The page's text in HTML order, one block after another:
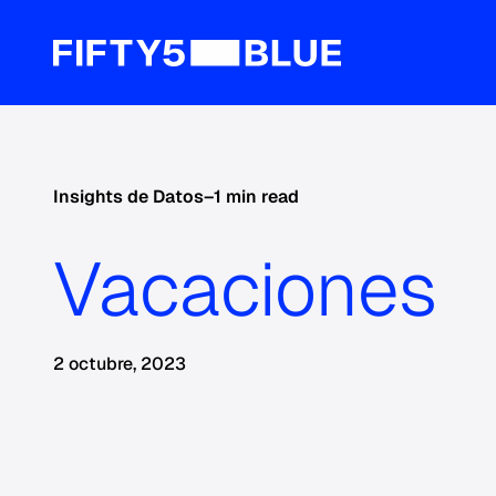
Insights de Datos–1 min read
Vacaciones
2 octubre, 2023